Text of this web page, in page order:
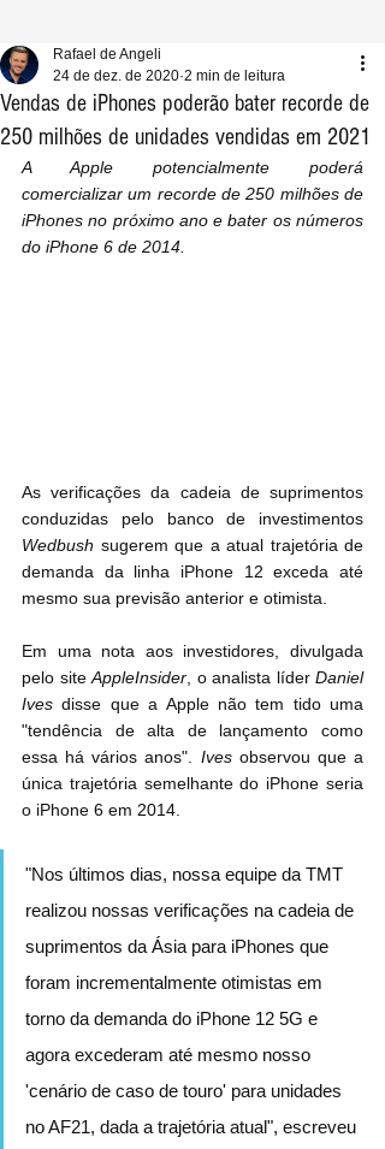
Vendas de iPhones poderão bater recorde de
250 milhões de unidades vendidas em 2021
Rafael de Angeli
24 de dez. de 2020 2 min de leitura
A Apple potencialmente poderá
comercializar um recorde de 250 milhões de
iPhones no próximo ano e bater os números
do iPhone 6 de 2014.
As verificações da cadeia de suprimentos
Wedbush sugerem que a atual trajetória de
demanda da linha iPhone 12 exceda até
mesmo sua previsão anterior e otimista.
Em uma nota aos investidores, divulgada
pelo site AppleInsider , o analista líder Daniel
Ives disse que a Apple não tem tido uma
"tendência de alta de lançamento como
essa há vários anos". Ives observou que a
única trajetória semelhante do iPhone seria
o iPhone 6 em 2014.
"Nos últimos dias, nossa equipe da TMT
realizou nossas verificações na cadeia de
suprimentos da Ásia para iPhones que
foram incrementalmente otimistas em
torno da demanda do iPhone 12 5G e
agora excederam até mesmo nosso
'cenário de caso de touro' para unidades
no AF21, dada a trajetória atual", escreveu